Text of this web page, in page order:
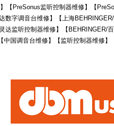
【PreSonus监听控制器维修】【
数字调音台维修】【上海
达监听控制器维修】【BEHRINGER/
中国调音台维修】【监听控制器维修】